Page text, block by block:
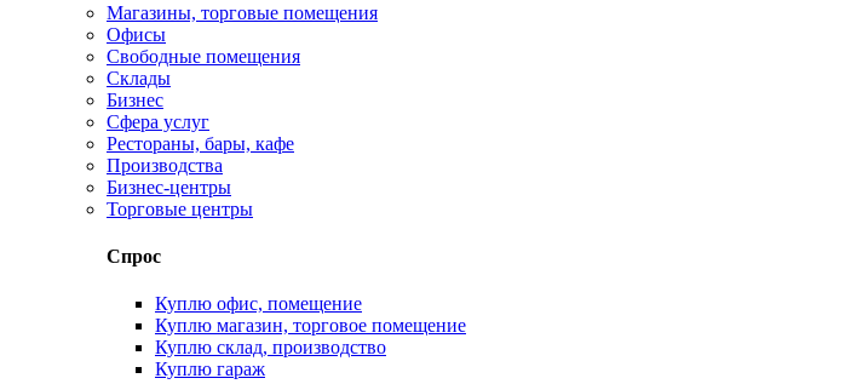
Магазины, торговые помещения
Офисы
Свободные помещения
Склады
Бизнес
Сфера услуг
Рестораны, бары, кафе
Производства
Бизнес-центры
Торговые центры
Спрос
Куплю офис, помещение
Куплю магазин, торговое помещение
Куплю склад, производство
Куплю гараж